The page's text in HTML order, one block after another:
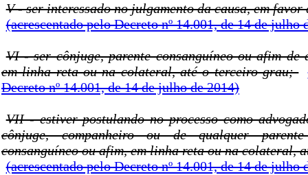
V - ser interessado no julgamento da causa, em favor
(acrescentado pelo Decreto nº 14.001, de 14 de julho
VI - ser cônjuge, parente consanguíneo ou afim de
em linha reta ou na colateral, até o terceiro grau;
Decreto nº 14.001, de 14 de julho de 2014)
VII - estiver postulando no processo como
cônjuge, companheiro ou de qualquer
consanguíneo ou afim, em linha reta ou na colateral,
(acrescentado pelo Decreto nº 14.001, de 14 de julho